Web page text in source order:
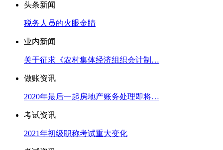
头条新闻
税务人员的火眼金睛
业内新闻
关于征求《农村集体经济组织会计制…
做账资讯
2020年最后一起房地产账务处理即将…
考试资讯
2021年初级职称考试重大变化